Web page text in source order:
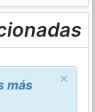
×
más